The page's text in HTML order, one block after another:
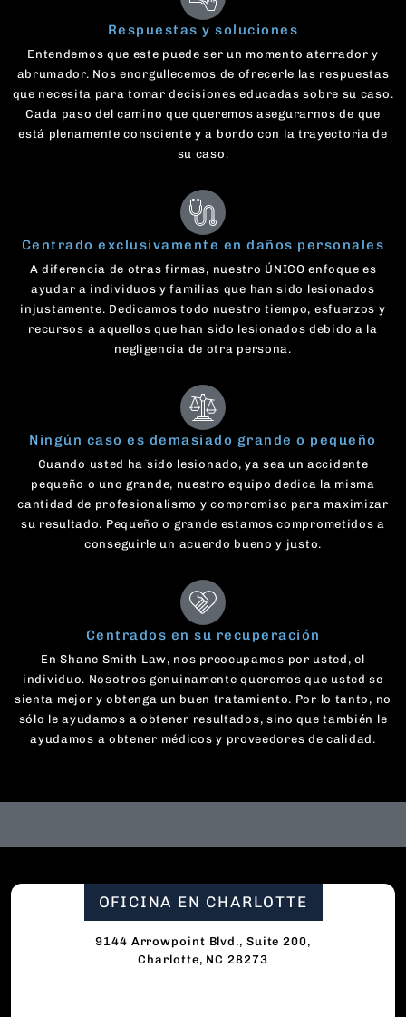
Respuestas y soluciones
Entendemos que este puede ser un momento aterrador y
abrumador. Nos enorgullecemos de ofrecerle las respuestas
que necesita para tomar decisiones educadas sobre su caso.
Cada paso del camino que queremos asegurarnos de que
está plenamente consciente y a bordo con la trayectoria de
su caso.
Centrado exclusivamente en daños personales
A diferencia de otras firmas, nuestro ÚNICO enfoque es
ayudar a individuos y familias que han sido lesionados
injustamente. Dedicamos todo nuestro tiempo, esfuerzos y
recursos a aquellos que han sido lesionados debido a la
negligencia de otra persona.
Ningún caso es demasiado grande o pequeño
Cuando usted ha sido lesionado, ya sea un accidente
pequeño o uno grande, nuestro equipo dedica la misma
cantidad de profesionalismo y compromiso para maximizar
su resultado. Pequeño o grande estamos comprometidos a
conseguirle un acuerdo bueno y justo.
Centrados en su recuperación
En Shane Smith Law, nos preocupamos por usted, el
individuo. Nosotros genuinamente queremos que usted se
sienta mejor y obtenga un buen tratamiento. Por lo tanto, no
sólo le ayudamos a obtener resultados, sino que también le
ayudamos a obtener médicos y proveedores de calidad.
OFICINA EN CHARLOTTE
9144 Arrowpoint Blvd., Suite 200,
Charlotte, NC 28273